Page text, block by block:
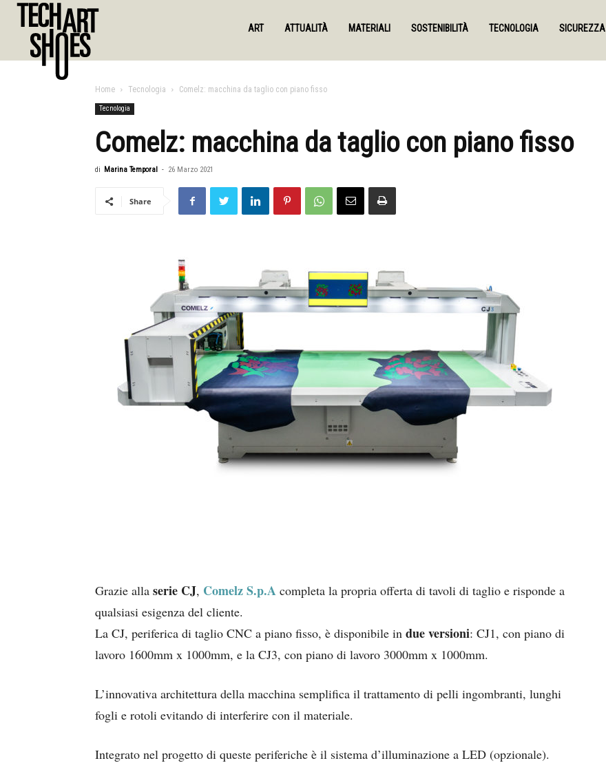
ART ATTUALITÀ MATERIALI SOSTENIBILITÀ TECNOLOGIA SICUREZZA
Home Tecnologia Comelz: macchina da taglio con piano fisso
Tecnologia
Comelz: macchina da taglio con piano fisso
di Marina Temporal - 26 Marzo 2021
Share
Grazie alla serie CJ, Comelz S.p.A completa la propria offerta di tavoli di taglio e risponde a
qualsiasi esigenza del cliente.
La CJ, periferica di taglio CNC a piano fisso, è disponibile in due versioni: CJ1, con piano di
lavoro 1600mm x 1000mm, e la CJ3, con piano di lavoro 3000mm x 1000mm.
L’innovativa architettura della macchina semplifica il trattamento di pelli ingombranti, lunghi
fogli e rotoli evitando di interferire con il materiale.
Integrato nel progetto di queste periferiche è il sistema d’illuminazione a LED (opzionale).